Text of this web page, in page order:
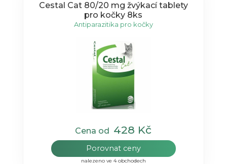
Cestal Cat 80/20 mg žvýkací tablety
pro kočky 8ks
Antiparazitika pro kočky
Cena od 428 Kč
Porovnat ceny
nalezeno ve 4 obchodech